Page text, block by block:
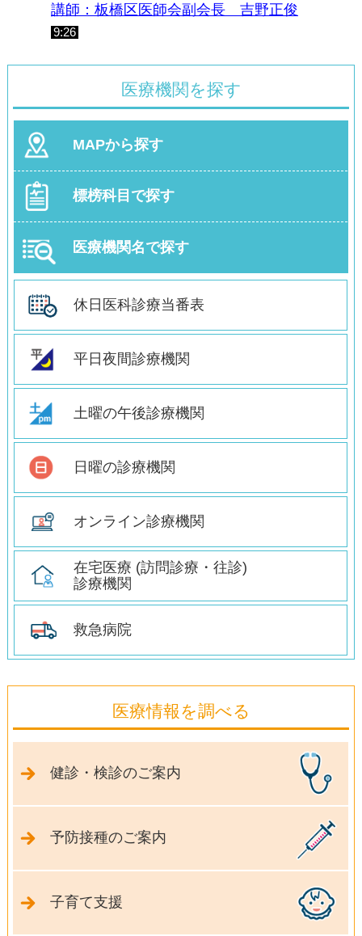
講師：板橋区医師会副会長 吉野正俊
9:26
医療機関を探す
MAPから探す
標榜科目で探す
医療機関名で探す
休日医科診療当番表
平日夜間診療機関
土曜の午後診療機関
日曜の診療機関
オンライン診療機関
在宅医療 (訪問診療・往診)
診療機関
救急病院
医療情報を調べる
健診・検診のご案内
予防接種のご案内
子育て支援